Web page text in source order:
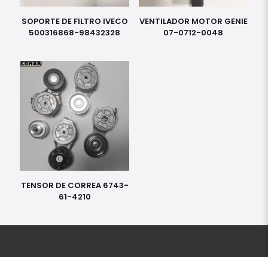
SOPORTE DE FILTRO IVECO
500316868-98432328
VENTILADOR MOTOR GENIE
07-0712-0048
TENSOR DE CORREA 6743-
61-4210